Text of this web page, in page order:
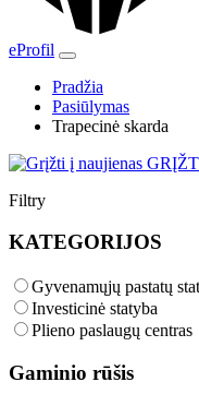
eProfil
Pradžia
Pasiūlymas
Trapecinė skarda
Filtry
KATEGORIJOS
Gyvenamųjų pastatų
Investicinė statyba
Plieno paslaugų centras
Gaminio rūšis